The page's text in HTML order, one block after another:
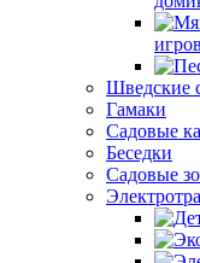
Шведские
Гамаки
Садовые
Беседки
Садовые